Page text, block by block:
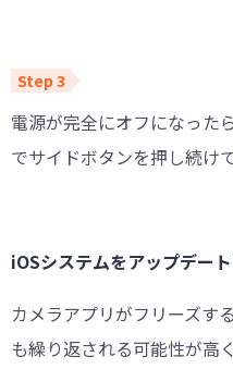
電源が完全にオフになった
でサイドボタンを押し続け
iOSシステムをアップデー
カメラアプリがフリーズす
も繰り返される可能性が高